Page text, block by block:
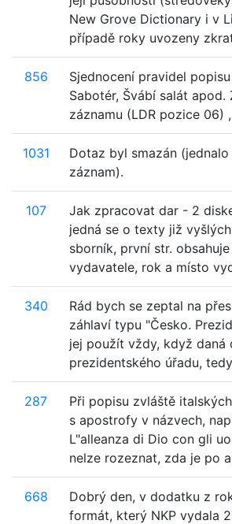
New Grove Dictionary i v
případě roky uvozeny
856
Sjednocení pravidel
Sabotér, Švábí salát
záznamu (LDR pozice 06)
1031
Dotaz byl smazán
záznam).
107
Jak zpracovat dar - 2
jedná se o texty již
sborník, první str.
vydavatele, rok a místo
340
Rád bych se zeptal na
záhlaví typu "Česko.
jej použít vždy, když
prezidentského úřadu,
287
Při popisu zvláště
s apostrofy v názvech,
L"alleanza di Dio con gli
nelze rozeznat, zda je po
668
Dobrý den, v dodatku z
formát, který NKP vydala